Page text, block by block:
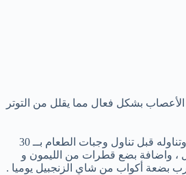
بشكل فعال مما يقلل من التوتر
اخذ ½ ملعقة صغيرة من الزنجبيل المفروم ناعما و إضافة اليه قليل من الملح الصخري , وتناوله قبل تناول وجبات الطعام بــ 30
، واضافة بضع قطرات من الليمون و
بضعة أكواب من شاي الزنجبيل يوميا .